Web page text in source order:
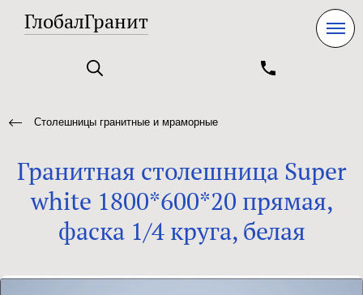
ГлобалГранит
Столешницы гранитные и мраморные
Гранитная столешница Super
white 1800*600*20 прямая,
фаска 1/4 круга, белая